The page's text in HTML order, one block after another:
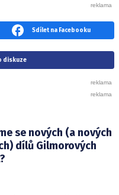
Sdílet na Facebooku
diskuze
se nových (a nových
dílů Gilmorových